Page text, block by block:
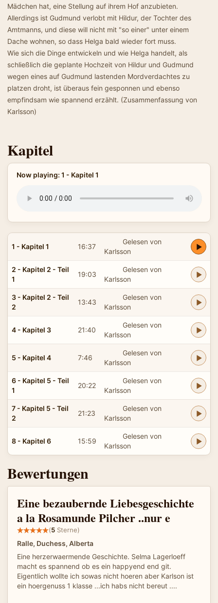
Mädchen hat, eine Stellung auf ihrem Hof anzubieten.
Allerdings ist Gudmund verlobt mit Hildur, der Tochter des
Amtmanns, und diese will nicht mit "so einer" unter einem
Dache wohnen, so dass Helga bald wieder fort muss.
Wie sich die Dinge entwickeln und wie Helga handelt, als
schließlich die geplante Hochzeit von Hildur und Gudmund
wegen eines auf Gudmund lastenden Mordverdachtes zu
platzen droht, ist überaus fein gesponnen und ebenso
empfindsam wie spannend erzählt. (Zusammenfassung von
Karlsson)
Kapitel
Now playing: 1 - Kapitel 1
1 - Kapitel 1 16:37
Gelesen von
Karlsson
2 - Kapitel 2 - Teil
1
19:03
Gelesen von
Karlsson
3 - Kapitel 2 - Teil
2
13:43
Gelesen von
Karlsson
4 - Kapitel 3 21:40
Gelesen von
Karlsson
5 - Kapitel 4 7:46
Gelesen von
Karlsson
6 - Kapitel 5 - Teil
1
20:22
Gelesen von
Karlsson
7 - Kapitel 5 - Teil
2
21:23
Gelesen von
Karlsson
8 - Kapitel 6 15:59
Gelesen von
Karlsson
Bewertungen
Eine bezaubernde Liebesgeschichte
a la Rosamunde Pilcher ..nur e
(5 Sterne)
Ralle, Duchess, Alberta
Eine herzerwaermende Geschichte. Selma Lagerloeff
macht es spannend ob es ein happyend end git.
Eigentlich wollte ich sowas nicht hoeren aber Karlson ist
ein hoergenuss 1 klasse ...ich habs nicht bereut ....